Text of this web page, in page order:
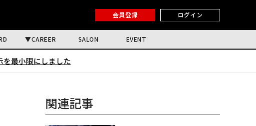
会員登録 ログイン
CAREER SALON EVENT
を最小限にしました
関連記事